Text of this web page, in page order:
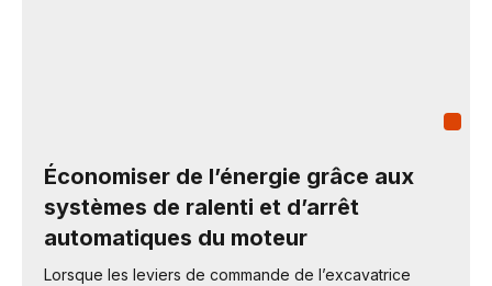
Économiser de l’énergie grâce aux
systèmes de ralenti et d’arrêt
automatiques du moteur
Lorsque les leviers de commande de l’excavatrice